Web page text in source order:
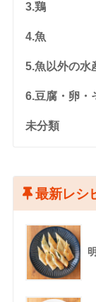
3.鶏
4.魚
5.魚以外の水
6.豆腐・卵・
未分類
最新レシ